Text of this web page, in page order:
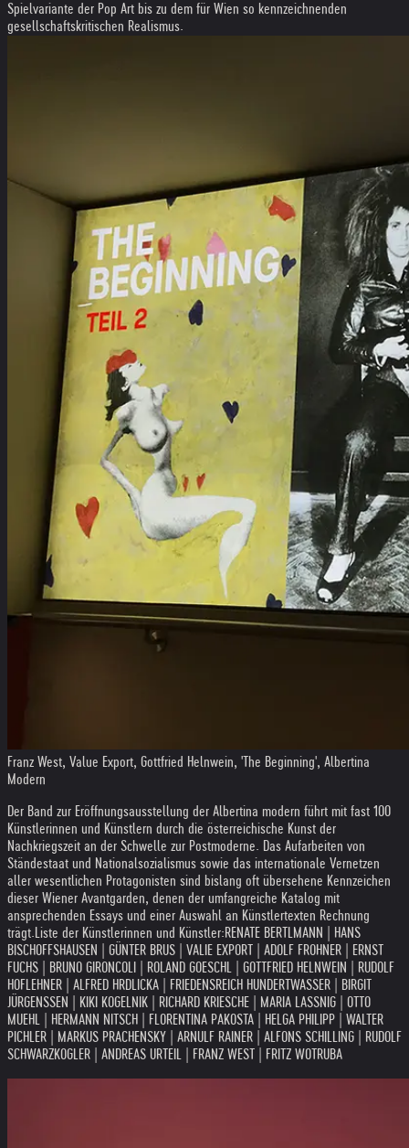
Spielvariante der Pop Art bis zu dem für Wien so kennzeichnenden
gesellschaftskritischen Realismus.
Franz West, Value Export, Gottfried Helnwein, 'The Beginning', Albertina
Modern
Der Band zur Eröffnungsausstellung der Albertina modern führt mit fast 100
Künstlerinnen und Künstlern durch die österreichische Kunst der
Nachkriegszeit an der Schwelle zur Postmoderne. Das Aufarbeiten von
Ständestaat und Nationalsozialismus sowie das internationale Vernetzen
aller wesentlichen Protagonisten sind bislang oft übersehene Kennzeichen
dieser Wiener Avantgarden, denen der umfangreiche Katalog mit
ansprechenden Essays und einer Auswahl an Künstlertexten Rechnung
trägt. Liste der Künstlerinnen und Künstler:RENATE BERTLMANN | HANS
BISCHOFFSHAUSEN | GÜNTER BRUS | VALIE EXPORT | ADOLF FROHNER | ERNST
FUCHS | BRUNO GIRONCOLI | ROLAND GOESCHL | GOTTFRIED HELNWEIN | RUDOLF
HOFLEHNER | ALFRED HRDLICKA | FRIEDENSREICH HUNDERTWASSER | BIRGIT
JÜRGENSSEN | KIKI KOGELNIK | RICHARD KRIESCHE | MARIA LASSNIG | OTTO
MUEHL | HERMANN NITSCH | FLORENTINA PAKOSTA | HELGA PHILIPP | WALTER
PICHLER | MARKUS PRACHENSKY | ARNULF RAINER | ALFONS SCHILLING | RUDOLF
SCHWARZKOGLER | ANDREAS URTEIL | FRANZ WEST | FRITZ WOTRUBA